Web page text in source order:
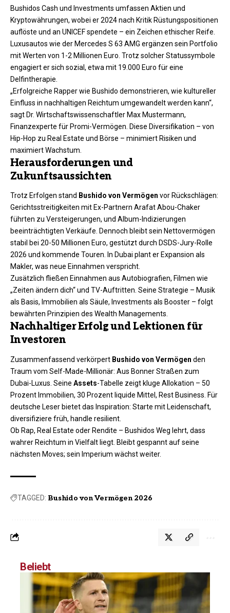
Bushidos Cash und Investments umfassen Aktien und
Kryptowährungen, wobei er 2024 nach Kritik Rüstungspositionen
auflöste und an UNICEF spendete – ein Zeichen ethischer Reife.
Luxusautos wie der Mercedes S 63 AMG ergänzen sein Portfolio
mit Werten von 1-2 Millionen Euro. Trotz solcher Statussymbole
engagiert er sich sozial, etwa mit 19.000 Euro für eine
Delfintherapie.
„Erfolgreiche Rapper wie Bushido demonstrieren, wie kultureller
Einfluss in nachhaltigen Reichtum umgewandelt werden kann“,
sagt Dr. Wirtschaftswissenschaftler Max Mustermann,
Finanzexperte für Promi-Vermögen. Diese Diversifikation – von
Hip-Hop zu Real Estate und Börse – minimiert Risiken und
maximiert Wachstum.​
Herausforderungen und
Zukunftsaussichten
Trotz Erfolgen stand Bushido von Vermögen vor Rückschlägen:
Gerichtsstreitigkeiten mit Ex-Partnern Arafat Abou-Chaker
führten zu Versteigerungen, und Album-Indizierungen
beeinträchtigten Verkäufe. Dennoch bleibt sein Nettovermögen
stabil bei 20-50 Millionen Euro, gestützt durch DSDS-Jury-Rolle
2026 und kommende Touren. In Dubai plant er Expansion als
Makler, was neue Einnahmen verspricht.
Zusätzlich fließen Einnahmen aus Autobiografien, Filmen wie
„Zeiten ändern dich“ und TV-Auftritten. Seine Strategie – Musik
als Basis, Immobilien als Säule, Investments als Booster – folgt
bewährten Prinzipien des Wealth Managements.
Nachhaltiger Erfolg und Lektionen für
Investoren
Zusammenfassend verkörpert Bushido von Vermögen den
Traum vom Self-Made-Millionär: Aus Bonner Straßen zum
Dubai-Luxus. Seine Assets-Tabelle zeigt kluge Allokation – 50
Prozent Immobilien, 30 Prozent liquide Mittel, Rest Business. Für
deutsche Leser bietet das Inspiration: Starte mit Leidenschaft,
diversifiziere früh, handle resilient.
Ob Rap, Real Estate oder Rendite – Bushidos Weg lehrt, dass
wahrer Reichtum in Vielfalt liegt. Bleibt gespannt auf seine
nächsten Moves; sein Imperium wächst weiter.
TAGGED: Bushido von Vermögen 2026
Beliebt